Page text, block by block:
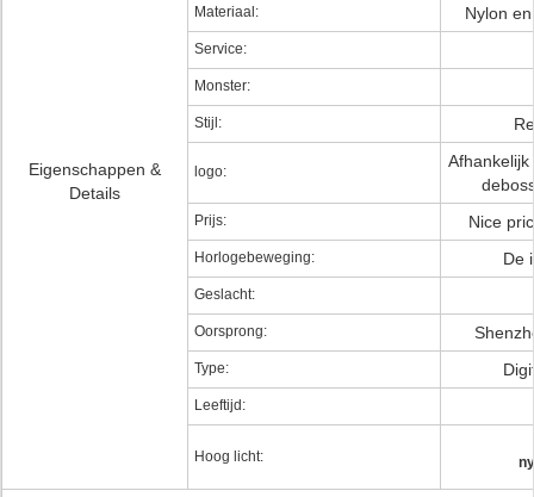
Eigenschappen &
Details
Materiaal: Nylon
Service:
Monster:
Stijl:
logo:
Prijs: Nice
Horlogebeweging: De
Geslacht:
Oorsprong:
Type:
Leeftijd:
Hoog licht: